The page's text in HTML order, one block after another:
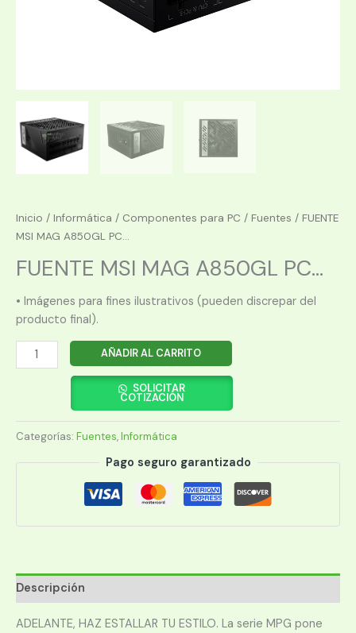
Inicio / Informática / Componentes para PC / Fuentes / FUENTE
MSI MAG A850GL PC...
FUENTE MSI MAG A850GL PC...
• Imágenes para fines ilustrativos (pueden discrepar del
producto final).
FUENTE
MSI
PCIE5
cantidad
AÑADIR AL CARRITO
SOLICITAR
COTIZACIÓN
Categorías: Fuentes,Informática
Pago seguro garantizado
Descripción
ADELANTE, HAZ ESTALLAR TU ESTILO. La serie MPG pone